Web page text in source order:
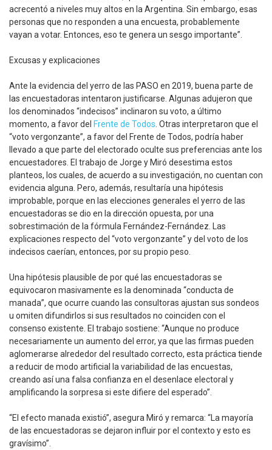
acrecentó a niveles muy altos en la Argentina. Sin embargo, esas
personas que no responden a una encuesta, probablemente
vayan a votar. Entonces, eso te genera un sesgo importante”.
Excusas y explicaciones
Ante la evidencia del yerro de las PASO en 2019, buena parte de
las encuestadoras intentaron justificarse. Algunas adujeron que
los denominados “indecisos” inclinaron su voto, a último
momento, a favor del Frente de Todos . Otras interpretaron que el
“voto vergonzante”, a favor del Frente de Todos, podría haber
llevado a que parte del electorado oculte sus preferencias ante los
encuestadores. El trabajo de Jorge y Miró desestima estos
planteos, los cuales, de acuerdo a su investigación, no cuentan con
evidencia alguna. Pero, además, resultaría una hipótesis
improbable, porque en las elecciones generales el yerro de las
encuestadoras se dio en la dirección opuesta, por una
sobrestimación de la fórmula Fernández-Fernández. Las
explicaciones respecto del “voto vergonzante” y del voto de los
indecisos caerían, entonces, por su propio peso.
Una hipótesis plausible de por qué las encuestadoras se
equivocaron masivamente es la denominada “conducta de
manada”, que ocurre cuando las consultoras ajustan sus sondeos
u omiten difundirlos si sus resultados no coinciden con el
consenso existente. El trabajo sostiene: “Aunque no produce
necesariamente un aumento del error, ya que las firmas pueden
aglomerarse alrededor del resultado correcto, esta práctica tiende
a reducir de modo artificial la variabilidad de las encuestas,
creando así una falsa confianza en el desenlace electoral y
amplificando la sorpresa si este difiere del esperado”.
“El efecto manada existió”, asegura Miró y remarca: “La mayoría
de las encuestadoras se dejaron influir por el contexto y esto es
gravísimo”.